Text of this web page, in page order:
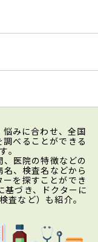
みに合わせ、全国
べることができる
。
医院の特徴などの
、検査名などから
を探すことができ
基づき、ドクターに
査など）も紹介。